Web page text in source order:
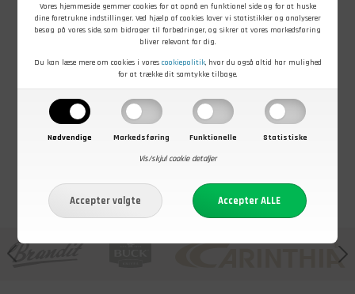
Vores hjemmeside gemmer cookies for at opnå en funktionel side og for at huske
dine foretrukne indstillinger. Ved hjælp af cookies laver vi statistikker og analyserer
besøg på vores side, som bidrager til forbedringer, og sikrer at vores markedsføring
bliver relevant for dig.
Du kan læse mere om cookies i vores cookiepolitik, hvor du også altid har mulighed
for at trække dit samtykke tilbage.
Nødvendige Markedsføring Funktionelle
Statistiske
Vis/skjul cookie detaljer
Rem,
remme, Par
På lager - Køb nu
Rem,
vinkelremme,
Par
På lager - Køb nu
Bærerem M/62,
Ubrugt
På lager - Køb nu